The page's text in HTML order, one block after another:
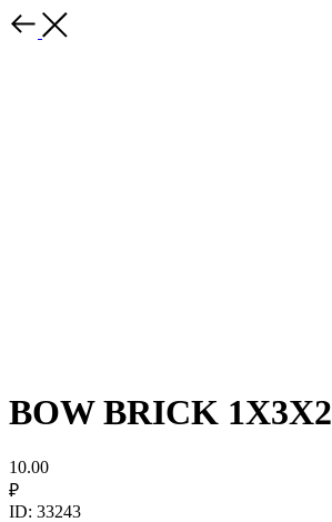
BOW BRICK 1X3X2
10.00
₽
ID: 33243